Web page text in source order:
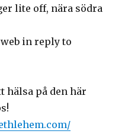
lite off, nära södra
web in reply to
hälsa på den här